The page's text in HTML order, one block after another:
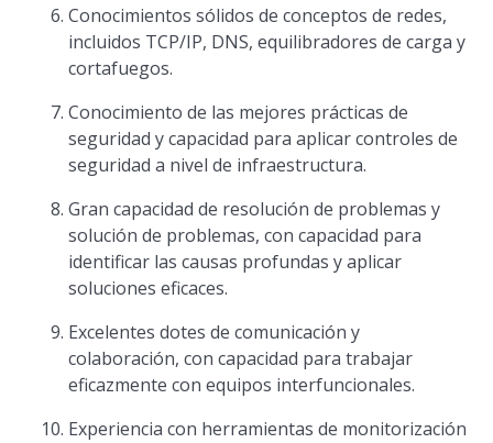
Conocimientos sólidos de conceptos de redes,
incluidos TCP/IP, DNS, equilibradores de carga y
cortafuegos.
Conocimiento de las mejores prácticas de
seguridad y capacidad para aplicar controles de
seguridad a nivel de infraestructura.
Gran capacidad de resolución de problemas y
solución de problemas, con capacidad para
identificar las causas profundas y aplicar
soluciones eficaces.
Excelentes dotes de comunicación y
colaboración, con capacidad para trabajar
eficazmente con equipos interfuncionales.
Experiencia con herramientas de monitorización